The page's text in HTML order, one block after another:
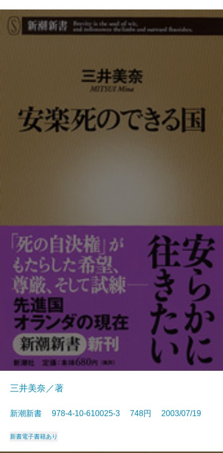
三井美奈／著
新潮新書 978-4-10-610025-3 748円 2003/07/19
新書電子書籍あり